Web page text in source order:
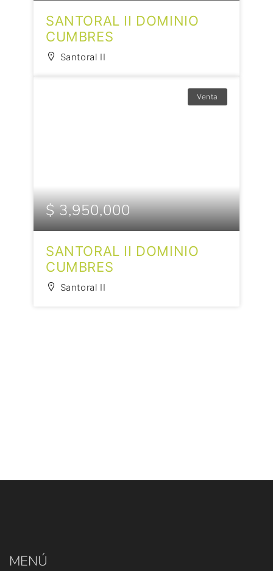
SANTORAL II DOMINIO
CUMBRES
Santoral II
Venta
$ 3,950,000
SANTORAL II DOMINIO
CUMBRES
Santoral II
MENÚ